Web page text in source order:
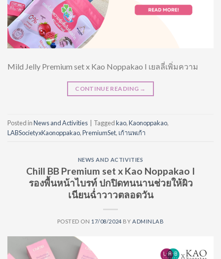
Mild Jelly Premium set x Kao Noppakao I เยลลี่เพิ่มความ
CONTINUE READING →
Posted inNews and Activities | Taggedkao,Kaonoppakao,
LABSocietyxKaonoppakao,PremiumSet, เก้านพเก้า
NEWS AND ACTIVITIES
Chill BB Premium set x Kao Noppakao I
รองพื้นหน้าไบรท์ ปกปิดทนนานช่วยให้ผิว
เนียนฉ่ำวาวตลอดวัน
POSTED ON 17/08/2024 BY ADMINLAB